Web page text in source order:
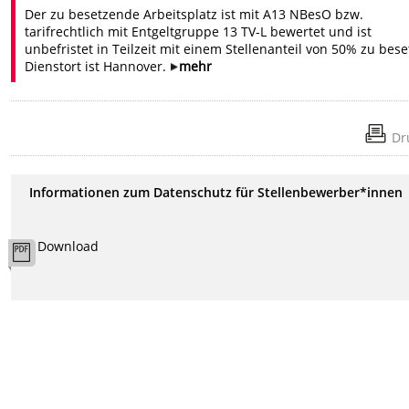
Der zu besetzende Arbeitsplatz ist mit A13 NBesO bzw.
tarifrechtlich mit Entgeltgruppe 13 TV-L bewertet und ist
unbefristet in Teilzeit mit einem Stellenanteil von 50% zu
Dienstort ist Hannover.
mehr
Informationen zum Datenschutz für Stellenbewerber*innen
Download